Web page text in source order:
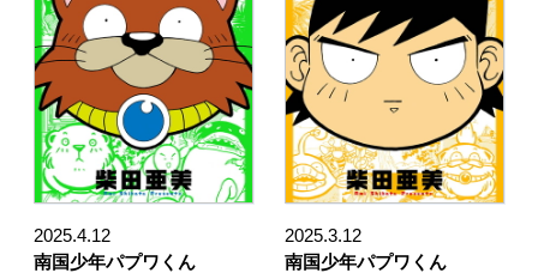
2025.4.12
南国少年パプワくん
2025.3.12
南国少年パプワくん